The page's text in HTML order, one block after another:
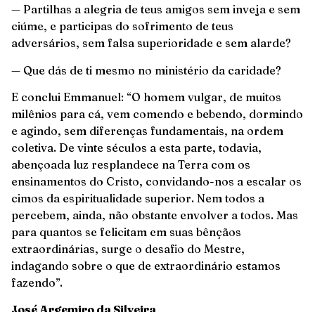
— Partilhas a alegria de teus amigos sem inveja e sem
ciúme, e participas do sofrimento de teus
adversários, sem falsa superioridade e sem alarde?
— Que dás de ti mesmo no ministério da caridade?
E conclui Emmanuel: “O homem vulgar, de muitos
milênios para cá, vem comendo e bebendo, dormindo
e agindo, sem diferenças fundamentais, na ordem
coletiva. De vinte séculos a esta parte, todavia,
abençoada luz resplandece na Terra com os
ensinamentos do Cristo, convidando-nos a escalar os
cimos da espiritualidade superior. Nem todos a
percebem, ainda, não obstante envolver a todos. Mas
para quantos se felicitam em suas bênçãos
extraordinárias, surge o desafio do Mestre,
indagando sobre o que de extraordinário estamos
fazendo”.